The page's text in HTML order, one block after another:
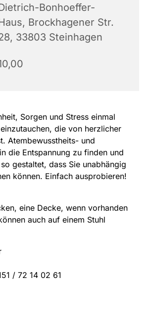
Bonhoeffer-
Brockhagener Str.
33803 Steinhagen
Sorgen und Stress einmal
die von herzlicher
Atembewusstheits- und
die Entspannung zu finden und
gestaltet, dass Sie unabhängig
können. Einfach ausprobieren!
eine Decke, wenn vorhanden
auch auf einem Stuhl
/ 72 14 02 61